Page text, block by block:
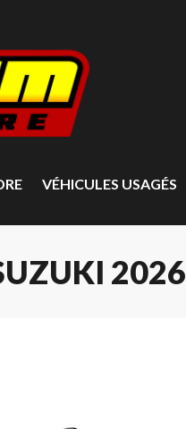
VÉHICULES USAGÉS
2026